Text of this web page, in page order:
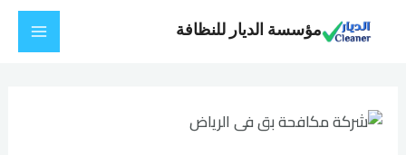
مؤسسة الديار للنظافة
Main